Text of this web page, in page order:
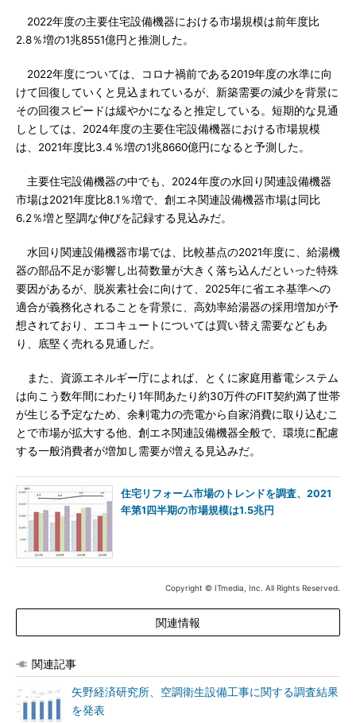
2022年度の主要住宅設備機器における市場規模は前年度比
2.8％増の1兆8551億円と推測した。
2022年度については、コロナ禍前である2019年度の水準に向
けて回復していくと見込まれているが、新築需要の減少を背景に
その回復スピードは緩やかになると推定している。短期的な見通
しとしては、2024年度の主要住宅設備機器における市場規模
は、2021年度比3.4％増の1兆8660億円になると予測した。
主要住宅設備機器の中でも、2024年度の水回り関連設備機器
市場は2021年度比8.1％増で、創エネ関連設備機器市場は同比
6.2％増と堅調な伸びを記録する見込みだ。
水回り関連設備機器市場では、比較基点の2021年度に、給湯機
器の部品不足が影響し出荷数量が大きく落ち込んだといった特殊
要因があるが、脱炭素社会に向けて、2025年に省エネ基準への
適合が義務化されることを背景に、高効率給湯器の採用増加が予
想されており、エコキュートについては買い替え需要などもあ
り、底堅く売れる見通しだ。
また、資源エネルギー庁によれば、とくに家庭用蓄電システム
は向こう数年間にわたり1年間あたり約30万件のFIT契約満了世帯
が生じる予定なため、余剰電力の売電から自家消費に取り込むこ
とで市場が拡大する他、創エネ関連設備機器全般で、環境に配慮
する一般消費者が増加し需要が増える見込みだ。
住宅リフォーム市場のトレンドを調査、2021
年第1四半期の市場規模は1.5兆円
Copyright © ITmedia, Inc. All Rights Reserved.
関連情報
関連記事
矢野経済研究所、空調衛生設備工事に関する調査結果
を発表